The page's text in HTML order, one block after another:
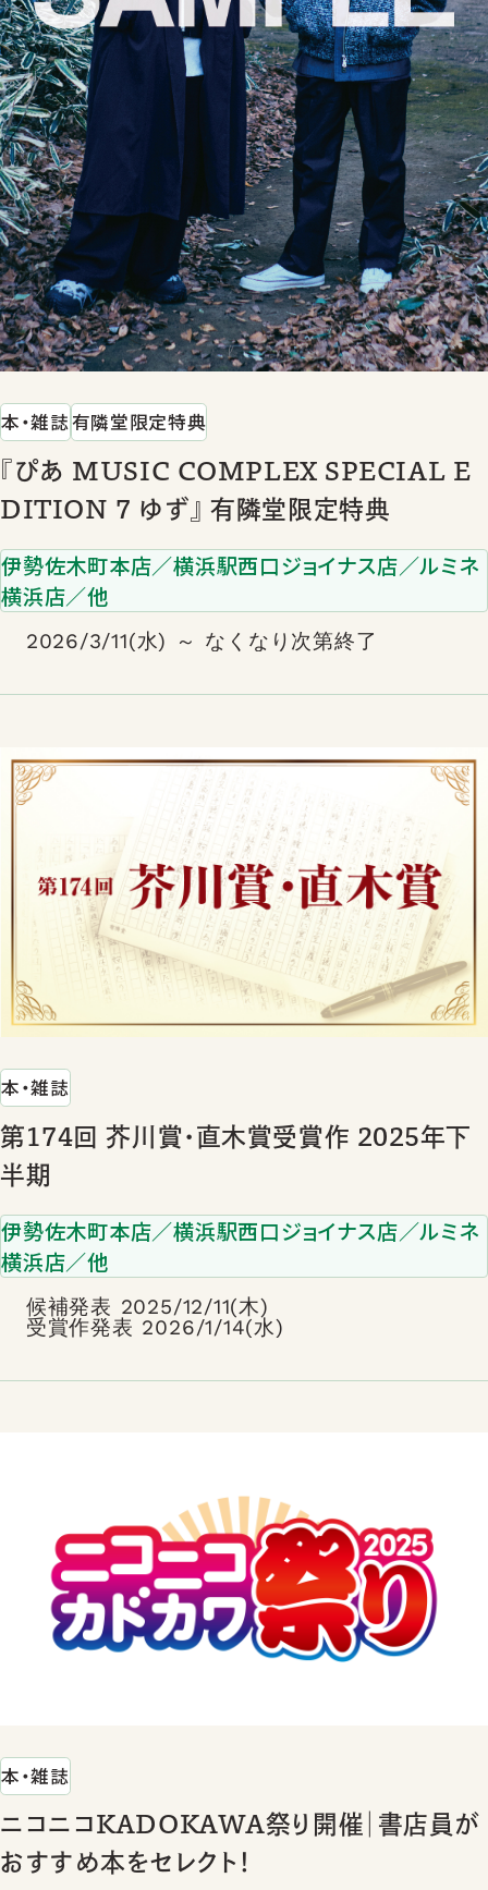
本・雑誌有隣堂限定特典
『ぴあ MUSIC COMPLEX SPECIAL E
DITION 7 ゆず』 有隣堂限定特典
伊勢佐木町本店／横浜駅西口ジョイナス店／ルミネ
横浜店／他
2026/3/11(水) ～ なくなり次第終了
本・雑誌
第174回 芥川賞･直木賞受賞作 2025年下
半期
伊勢佐木町本店／横浜駅西口ジョイナス店／ルミネ
横浜店／他
候補発表 2025/12/11(木)
受賞作発表 2026/1/14(水)
本・雑誌
ニコニコKADOKAWA祭り開催｜書店員が
おすすめ本をセレクト！